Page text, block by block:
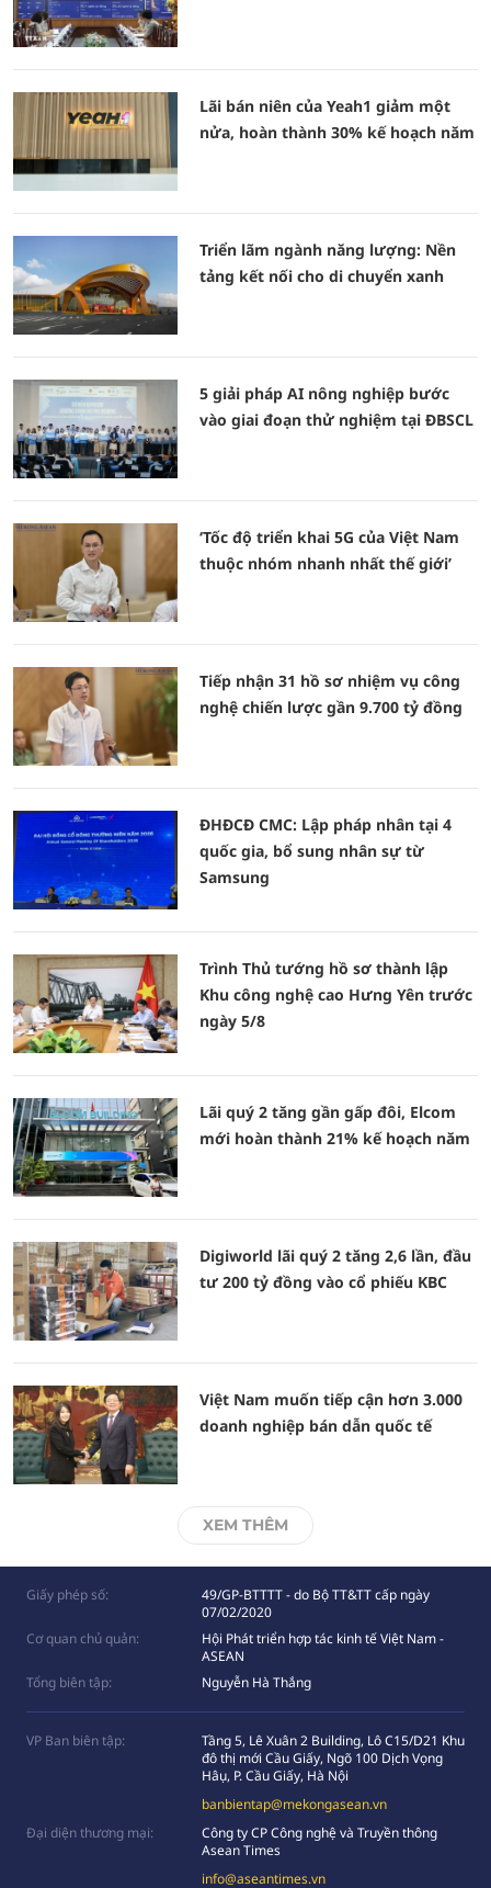
Lãi bán niên của Yeah1 giảm một
nửa, hoàn thành 30% kế hoạch năm
Triển lãm ngành năng lượng: Nền
tảng kết nối cho di chuyển xanh
5 giải pháp AI nông nghiệp bước
vào giai đoạn thử nghiệm tại ĐBSCL
‘Tốc độ triển khai 5G của Việt Nam
thuộc nhóm nhanh nhất thế giới’
Tiếp nhận 31 hồ sơ nhiệm vụ công
nghệ chiến lược gần 9.700 tỷ đồng
ĐHĐCĐ CMC: Lập pháp nhân tại 4
quốc gia, bổ sung nhân sự từ
Samsung
Trình Thủ tướng hồ sơ thành lập
Khu công nghệ cao Hưng Yên trước
ngày 5/8
Lãi quý 2 tăng gần gấp đôi, Elcom
mới hoàn thành 21% kế hoạch năm
Digiworld lãi quý 2 tăng 2,6 lần, đầu
tư 200 tỷ đồng vào cổ phiếu KBC
Việt Nam muốn tiếp cận hơn 3.000
doanh nghiệp bán dẫn quốc tế
XEM THÊM
Giấy phép số:
49/GP-BTTTT - do Bộ TT&TT cấp ngày
07/02/2020
Cơ quan chủ quản:
Hội Phát triển hợp tác kinh tế Việt Nam -
ASEAN
Tổng biên tập:
Nguyễn Hà Thắng
VP Ban biên tập:
Tầng 5, Lê Xuân 2 Building, Lô C15/D21 Khu
đô thị mới Cầu Giấy, Ngõ 100 Dịch Vọng
Hâụ, P. Cầu Giấy, Hà Nội
banbientap@mekongasean.vn
Đại diện thương mại:
Công ty CP Công nghệ và Truyền thông
Asean Times
info@aseantimes.vn